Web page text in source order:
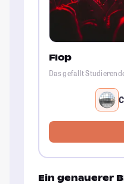
Flop
Das gefällt
Ein genauerer